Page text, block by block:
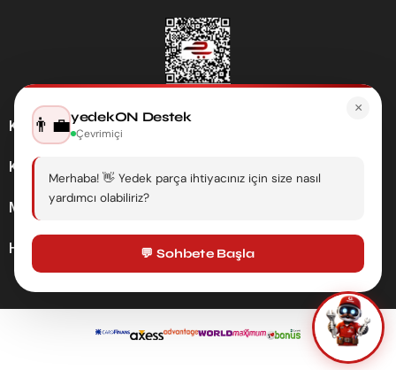
Kategoriler
Kurumsal
Müşteri Hizmetleri
Hesabım
×
👨‍💼yedekON Destek
Çevrimiçi
Merhaba! 👋 Yedek parça ihtiyacınız için size nasıl
yardımcı olabiliriz?
💬 Sohbete Başla